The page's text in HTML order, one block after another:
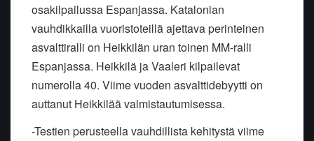
osakilpailussa Espanjassa. Katalonian
vauhdikkailla vuoristoteillä ajettava perinteinen
asvalttiralli on Heikkilän uran toinen MM-ralli
Espanjassa. Heikkilä ja Vaaleri kilpailevat
numerolla 40. Viime vuoden asvalttidebyytti on
auttanut Heikkilää valmistautumisessa.
-Testien perusteella vauhdillista kehitystä viime